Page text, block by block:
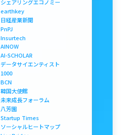
シェアリングエコノミー
earthkey
日経産業新聞
PnPJ
Insurtech
AINOW
AI-SCHOLAR
データサイエンティスト
1000
BCN
韓国大使館
未来成長フォーラム
八芳園
Startup Times
ソーシャルヒートマップ